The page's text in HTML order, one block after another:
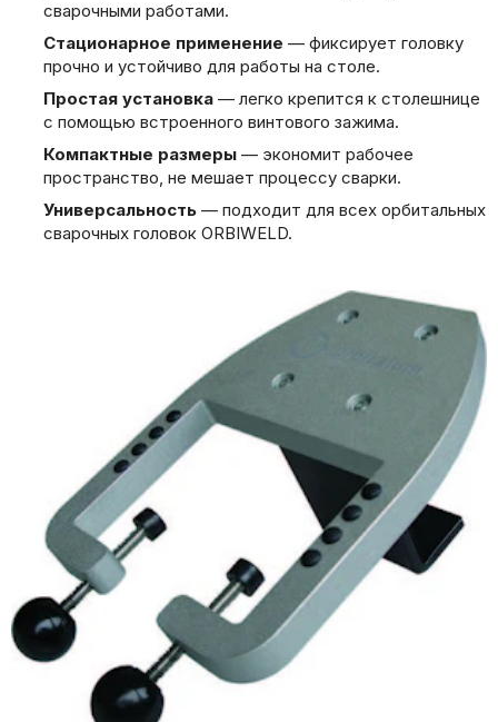
сварочными работами.
Стационарное применение — фиксирует головку
прочно и устойчиво для работы на столе.
Простая установка— легко крепится к столешнице
с помощью встроенного винтового зажима.
Компактные размеры— экономит рабочее
пространство, не мешает процессу сварки.
Универсальность— подходит для всех орбитальных
сварочных головок ORBIWELD.